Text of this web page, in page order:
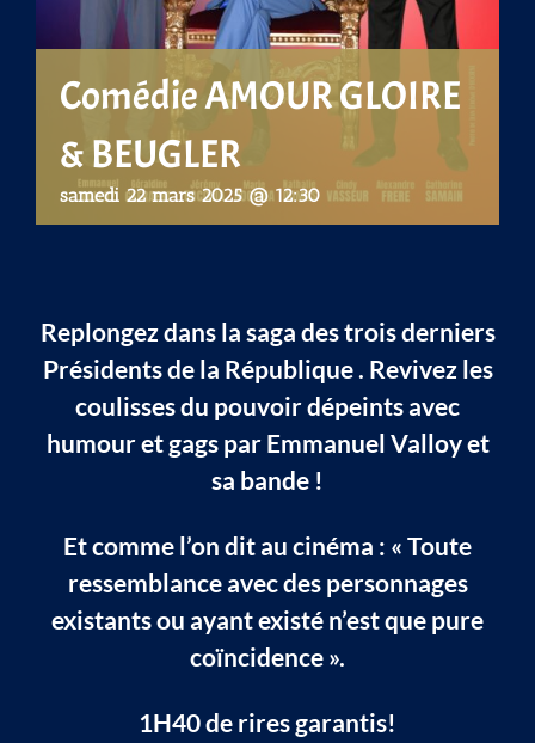
Comédie AMOUR GLOIRE
& BEUGLER
samedi 22 mars 2025 @ 12:30
Replongez dans la saga des trois derniers
Présidents de la République . Revivez les
coulisses du pouvoir dépeints avec
humour et gags par Emmanuel Valloy et
sa bande !
Et comme l’on dit au cinéma : « Toute
ressemblance avec des personnages
existants ou ayant existé n’est que pure
coïncidence ».
1H40 de rires garantis!